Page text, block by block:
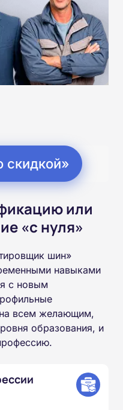
скидкой»
или
«с нуля»
шин»
навыками
с новым
всем желающим,
образования, и